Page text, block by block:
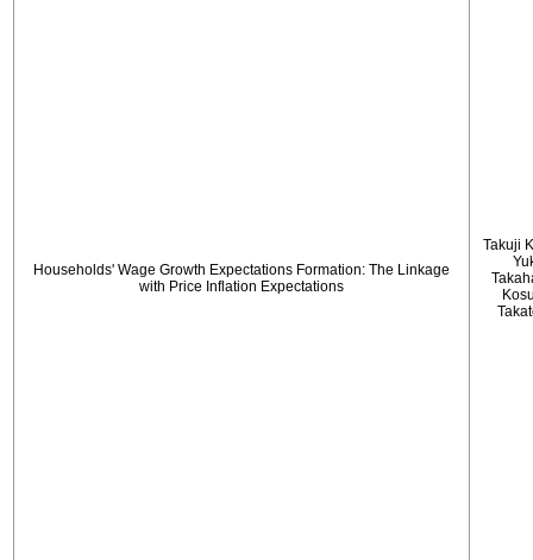
Households' Wage Growth Expectations Formation: The Linkage
with Price Inflation Expectations
Takuji